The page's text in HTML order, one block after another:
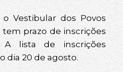
Vestibular dos Povos
prazo de inscrições
lista de inscrições
dia 20 de agosto.